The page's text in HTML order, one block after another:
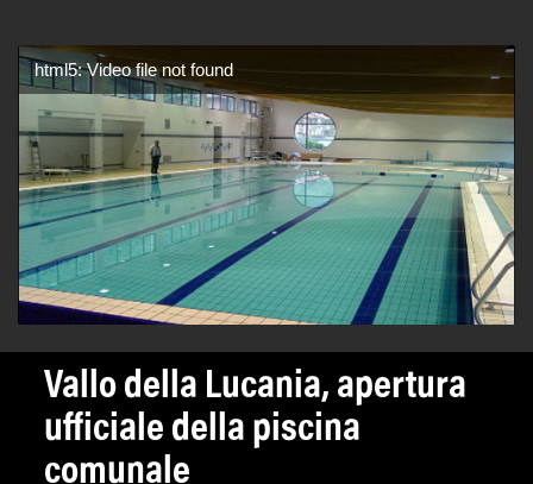
html5: Video file not found
Vallo della Lucania, apertura
ufficiale della piscina
comunale